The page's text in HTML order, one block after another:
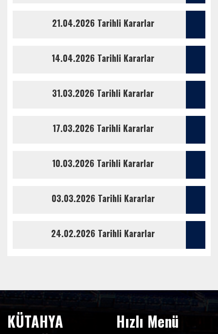
21.04.2026 Tarihli Kararlar
14.04.2026 Tarihli Kararlar
31.03.2026 Tarihli Kararlar
17.03.2026 Tarihli Kararlar
10.03.2026 Tarihli Kararlar
03.03.2026 Tarihli Kararlar
24.02.2026 Tarihli Kararlar
KÜTAHYA
Hızlı Menü